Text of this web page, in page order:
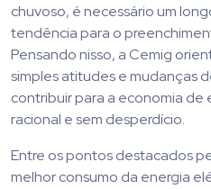
chuvoso, é necessário um
tendência para o
Pensando nisso, a Cemig
simples atitudes e mudanças
contribuir para a economia de
racional e sem desperdício.
Entre os pontos destacados
melhor consumo da energia